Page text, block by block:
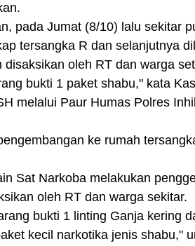
pada Jumat (8/10) lalu sekitar
tersangka R dan selanjutnya
oleh RT dan warga
bukti 1 paket shabu," kata
melalui Paur Humas Polres
ke rumah
Sat Narkoba melakukan
oleh RT dan warga sekitar.
bukti 1 linting Ganja kering
kecil narkotika jenis shabu,"